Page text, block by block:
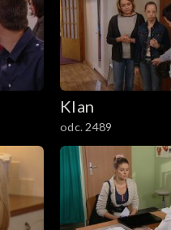
3801–3900
3701–3800
3601–3700
3501–3600
3401–3500
Klan
odc. 2489